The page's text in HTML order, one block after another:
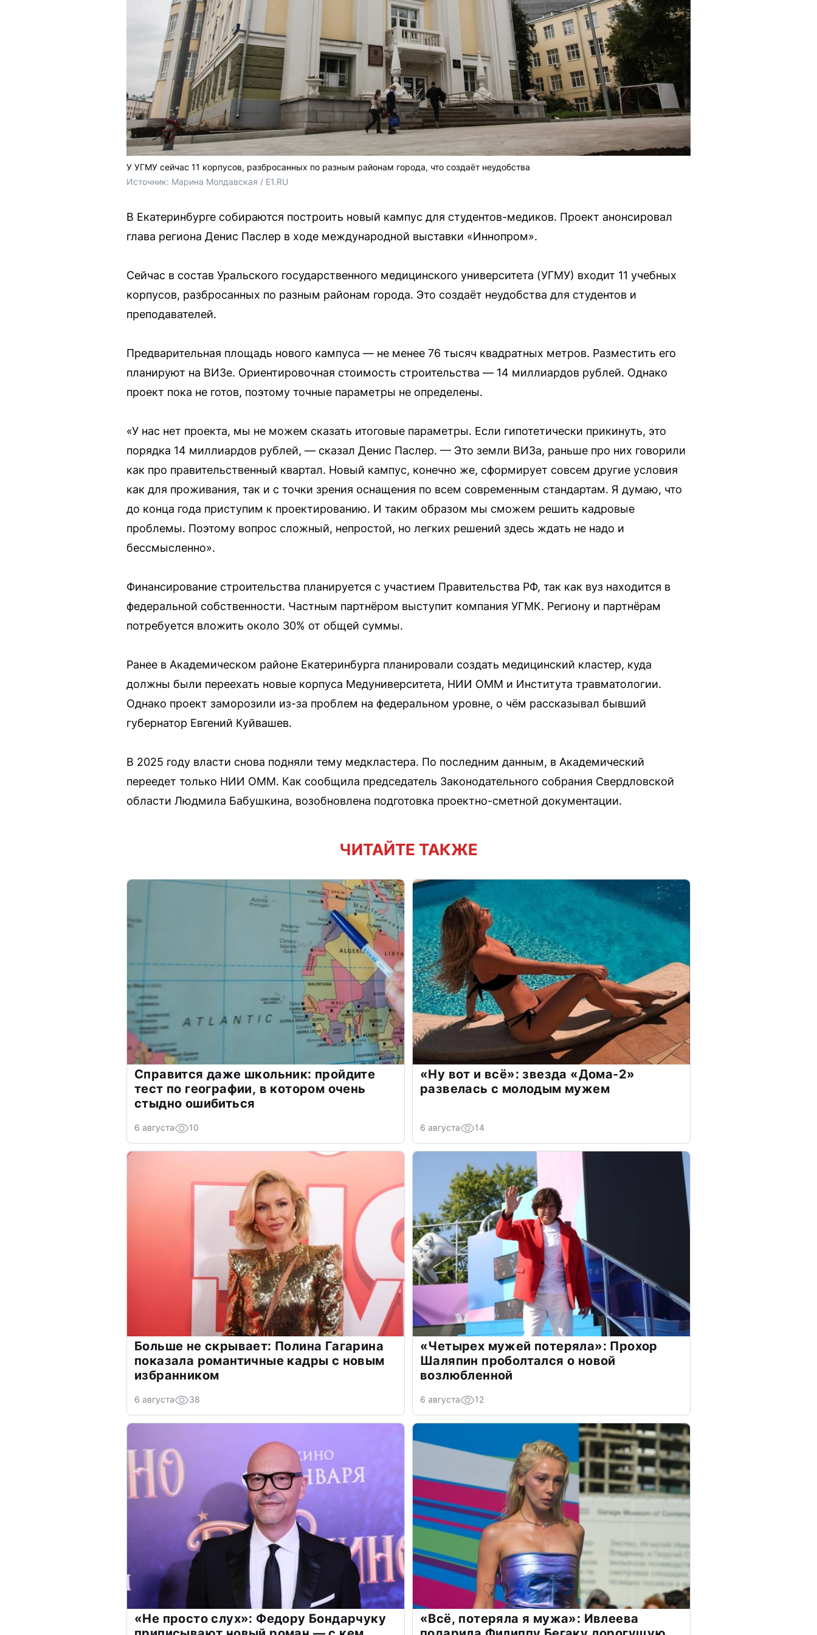
У УГМУ сейчас 11 корпусов, разбросанных по разным районам города, что создаёт неудобства
Источник: Марина Молдавская / E1.RU
В Екатеринбурге собираются построить новый кампус для студентов-медиков. Проект анонсировал
глава региона Денис Паслер в ходе международной выставки «Иннопром».
Сейчас в состав Уральского государственного медицинского университета (УГМУ) входит 11 учебных
корпусов, разбросанных по разным районам города. Это создаёт неудобства для студентов и
преподавателей.
Предварительная площадь нового кампуса — не менее 76 тысяч квадратных метров. Разместить его
планируют на ВИЗе. Ориентировочная стоимость строительства — 14 миллиардов рублей. Однако
проект пока не готов, поэтому точные параметры не определены.
«У нас нет проекта, мы не можем сказать итоговые параметры. Если гипотетически прикинуть, это
порядка 14 миллиардов рублей, — сказал Денис Паслер. — Это земли ВИЗа, раньше про них говорили
как про правительственный квартал. Новый кампус, конечно же, сформирует совсем другие условия
как для проживания, так и с точки зрения оснащения по всем современным стандартам. Я думаю, что
до конца года приступим к проектированию. И таким образом мы сможем решить кадровые
проблемы. Поэтому вопрос сложный, непростой, но легких решений здесь ждать не надо и
бессмысленно».
Финансирование строительства планируется с участием Правительства РФ, так как вуз находится в
федеральной собственности. Частным партнёром выступит компания УГМК. Региону и партнёрам
потребуется вложить около 30% от общей суммы.
Ранее в Академическом районе Екатеринбурга планировали создать медицинский кластер, куда
должны были переехать новые корпуса Медуниверситета, НИИ ОММ и Института травматологии.
Однако проект заморозили из-за проблем на федеральном уровне, о чём рассказывал бывший
губернатор Евгений Куйвашев.
В 2025 году власти снова подняли тему медкластера. По последним данным, в Академический
переедет только НИИ ОММ. Как сообщила председатель Законодательного собрания Свердловской
области Людмила Бабушкина, возобновлена подготовка проектно-сметной документации.
ЧИТАЙТЕ ТАКЖЕ
Справится даже школьник: пройдите
тест по географии, в котором очень
стыдно ошибиться
6 августа 10
«Ну вот и всё»: звезда «Дома-2»
развелась с молодым мужем
6 августа 14
Больше не скрывает: Полина Гагарина
показала романтичные кадры с новым
избранником
6 августа 38
«Четырех мужей потеряла»: Прохор
Шаляпин проболтался о новой
возлюбленной
6 августа 12
«Не просто слух»: Федору Бондарчуку
«Всё, потеряла я мужа»: Ивлеева